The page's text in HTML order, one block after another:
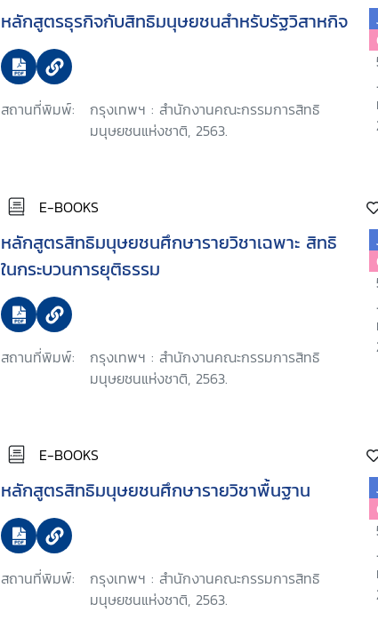
หลักสูตรธุรกิจกับสิทธิมนุษยชนสำหรับรัฐวิสาหกิจ
สถานที่พิมพ์:
กรุงเทพฯ : สำนักงานคณะกรรมการสิทธิ
มนุษยชนแห่งชาติ, 2563.
E-BOOKS
หลักสูตรสิทธิมนุษยชนศึกษารายวิชาเฉพาะ สิทธิ
ในกระบวนการยุติธรรม
สถานที่พิมพ์:
กรุงเทพฯ : สำนักงานคณะกรรมการสิทธิ
มนุษยชนแห่งชาติ, 2563.
E-BOOKS
หลักสูตรสิทธิมนุษยชนศึกษารายวิชาพื้นฐาน
สถานที่พิมพ์:
กรุงเทพฯ : สำนักงานคณะกรรมการสิทธิ
มนุษยชนแห่งชาติ, 2563.